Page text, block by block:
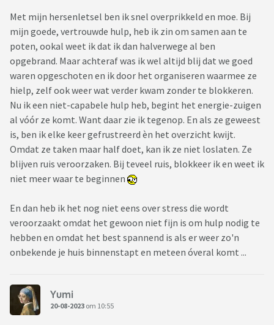
Met mijn hersenletsel ben ik snel overprikkeld en moe. Bij
mijn goede, vertrouwde hulp, heb ik zin om samen aan te
poten, ookal weet ik dat ik dan halverwege al ben
opgebrand. Maar achteraf was ik wel altijd blij dat we goed
waren opgeschoten en ik door het organiseren waarmee ze
hielp, zelf ook weer wat verder kwam zonder te blokkeren.
Nu ik een niet-capabele hulp heb, begint het energie-zuigen
al vóór ze komt. Want daar zie ik tegenop. En als ze geweest
is, ben ik elke keer gefrustreerd èn het overzicht kwijt.
Omdat ze taken maar half doet, kan ik ze niet loslaten. Ze
blijven ruis veroorzaken. Bij teveel ruis, blokkeer ik en weet ik
niet meer waar te beginnen
En dan heb ik het nog niet eens over stress die wordt
veroorzaakt omdat het gewoon niet fijn is om hulp nodig te
hebben en omdat het best spannend is als er weer zo'n
onbekende je huis binnenstapt en meteen óveral komt ...
Yumi
20-08-2023 om 10:55